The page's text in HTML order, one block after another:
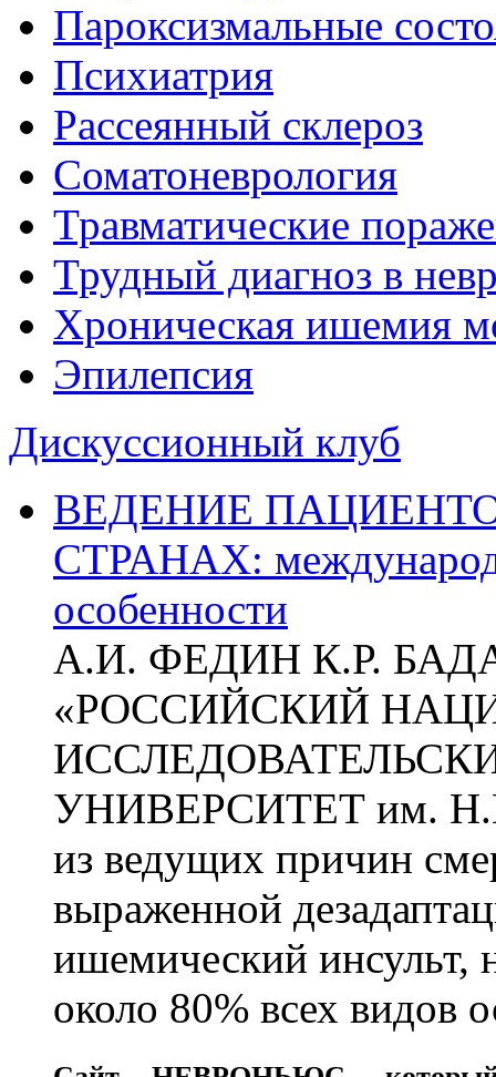
Пароксизмальные
Психиатрия
Рассеянный склероз
Соматоневрология
Травматические
Трудный диагноз в
Хроническая ишемия
Эпилепсия
Дискуссионный клуб
ВЕДЕНИЕ
СТРАНАХ:
особенности
А.И. ФЕДИН К.Р.
«РОССИЙСКИЙ
УНИВЕРСИТЕТ им.
из ведущих причин
выраженной
ишемический инсульт,
около 80% всех видов